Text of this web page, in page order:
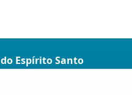
Espírito Santo